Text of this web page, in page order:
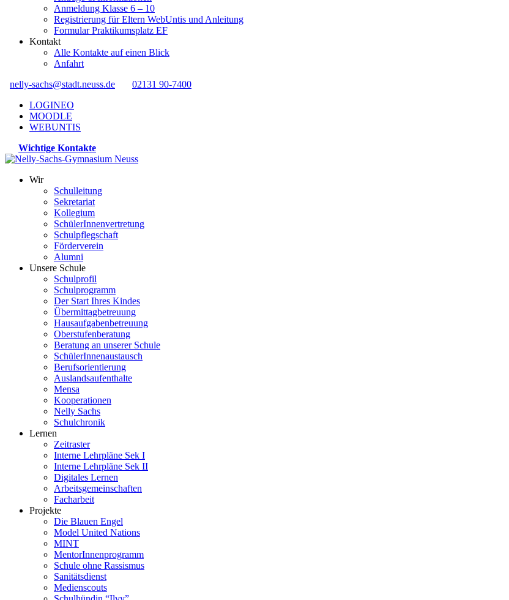
Anmeldung Klasse 6 – 10
Registrierung für Eltern WebUntis und Anleitung
Formular Praktikumsplatz EF
Kontakt
Alle Kontakte auf einen Blick
Anfahrt
nelly-sachs@stadt.neuss.de
02131 90-7400
LOGINEO
MOODLE
WEBUNTIS
Wichtige Kontakte
Wir
Schulleitung
Sekretariat
Kollegium
SchülerInnenvertretung
Schulpflegschaft
Förderverein
Alumni
Unsere Schule
Schulprofil
Schulprogramm
Der Start Ihres Kindes
Übermittagbetreuung
Hausaufgabenbetreuung
Oberstufenberatung
Beratung an unserer Schule
SchülerInnenaustausch
Berufsorientierung
Auslandsaufenthalte
Mensa
Kooperationen
Nelly Sachs
Schulchronik
Lernen
Zeitraster
Interne Lehrpläne Sek I
Interne Lehrpläne Sek II
Digitales Lernen
Arbeitsgemeinschaften
Facharbeit
Projekte
Die Blauen Engel
Model United Nations
MINT
MentorInnenprogramm
Schule ohne Rassismus
Sanitätsdienst
Medienscouts